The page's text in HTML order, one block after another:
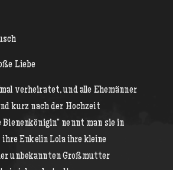
Liebe
verheiratet, und alle Ehemänner
kurz nach der Hochzeit
Bienenkönigin" nennt man sie in
ihre Enkelin Lola ihre kleine
unbekannten Großmutter